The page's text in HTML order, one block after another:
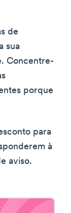
de
sua
Concentre-
porque
para
à
aviso.